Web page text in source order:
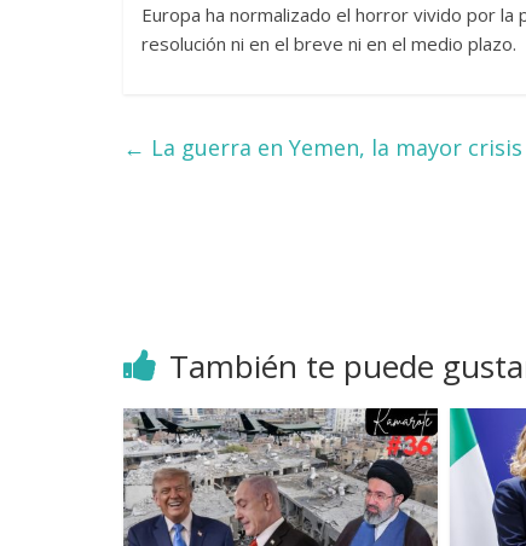
Europa ha normalizado el horror vivido por la
resolución ni en el breve ni en el medio plazo.
← La guerra en Yemen, la mayor
También te puede